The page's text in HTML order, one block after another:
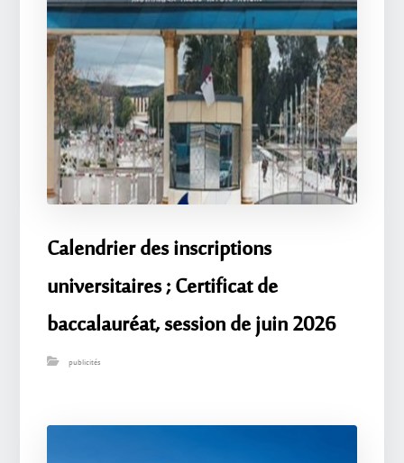
Calendrier des inscriptions
universitaires ; Certificat de
baccalauréat, session de juin 2026
publicités